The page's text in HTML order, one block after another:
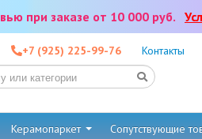
при заказе от 10 000 руб.
+7 (925) 225-99-76 Контакты
Керамопаркет Сопутствующие